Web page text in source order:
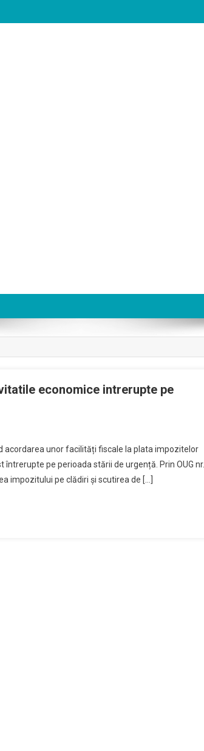
economice intrerupte pe
acordarea unor facilități fiscale la plata impozitelor
pe perioada stării de urgență. Prin OUG nr.
impozitului pe clădiri și scutirea de […]